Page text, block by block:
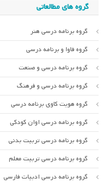
گروه های مطالعاتی
گروه برنامه درسی هنر
گروه فاوا و برنامه درسی
گروه برنامه درسی و صنعت
گروه برنامه درسی و فرهنگ
گروه هویت کاوی برنامه درسی
گروه برنامه درسی اوان کودکی
گروه برنامه درسی تربیت بدنی
گروه برنامه درسی تربیت معلم
گروه برنامه درسی ادبیات فارسی